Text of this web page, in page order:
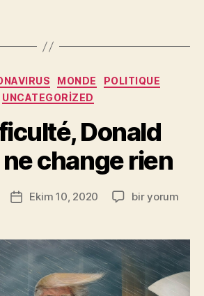
Kategoriler
MONDE
POLITIQUE
UNCATEGORIZED
Donald
change rien
YazıEkim 10, 2020
En
Trump
ne
change
rien
bir yorum